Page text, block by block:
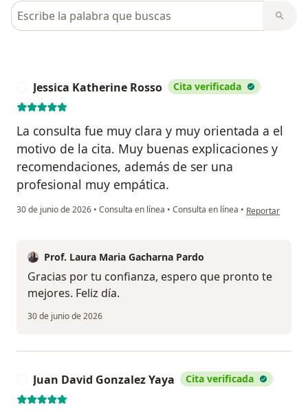
Busca en opiniones
Jessica Katherine Rosso Cita verificada
La consulta fue muy clara y muy orientada a el
motivo de la cita. Muy buenas explicaciones y
recomendaciones, además de ser una
profesional muy empática.
30 de junio de 2026 • Consulta en línea • Consulta en línea • en opinión del
Reportar
Prof. Laura Maria Gacharna Pardo
Gracias por tu confianza, espero que pronto te
mejores. Feliz día.
30 de junio de 2026
Juan David Gonzalez Yaya Cita verificada